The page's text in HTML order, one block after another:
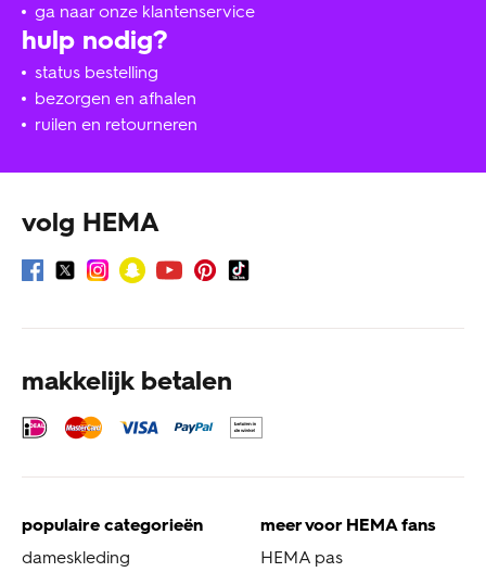
hulp nodig?
status bestelling
bezorgen en afhalen
ruilen en retourneren
ga naar onze klantenservice
volg HEMA
makkelijk betalen
populaire categorieën
dameskleding
meer voor HEMA fans
HEMA pas